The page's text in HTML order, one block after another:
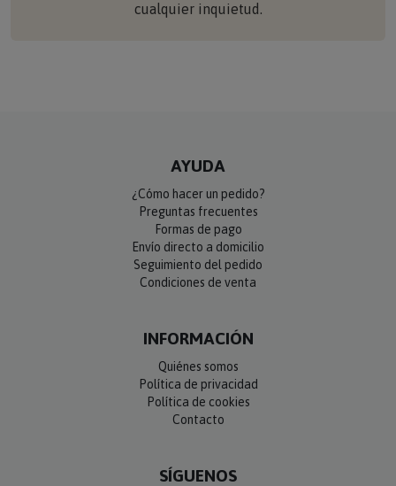
cualquier inquietud.
AYUDA
¿Cómo hacer un pedido?
Preguntas frecuentes
Formas de pago
Envío directo a domicilio
Seguimiento del pedido
Condiciones de venta
INFORMACIÓN
Quiénes somos
Política de privacidad
Política de cookies
Contacto
SÍGUENOS